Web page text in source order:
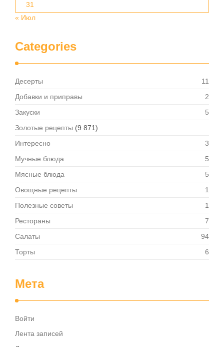
31
« Июл
Categories
Десерты
11
Добавки и приправы
2
Закуски
5
Золотые рецепты (9 871)
Интересно
3
Мучные блюда
5
Мясные блюда
5
Овощные рецепты
1
Полезные советы
1
Рестораны
7
Салаты
94
Торты
6
Мета
Войти
Лента записей